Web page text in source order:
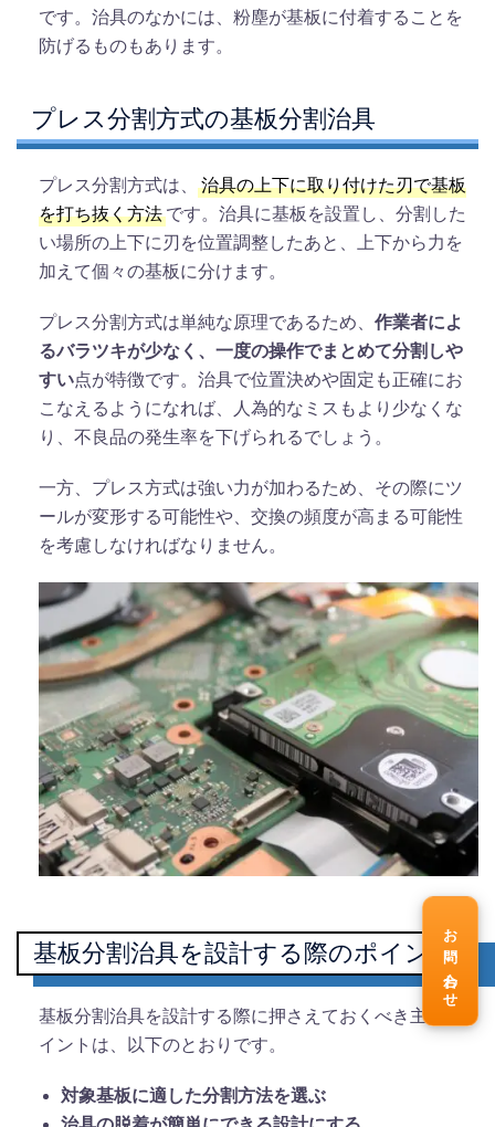
お問い合わせ
です。治具のなかには、粉塵が基板に付着することを
防げるものもあります。
プレス分割方式の基板分割治具
プレス分割方式は、
治具の上下に取り付けた刃で基板
を打ち抜く方法 です。治具に基板を設置し、分割した
い場所の上下に刃を位置調整したあと、上下から力を
加えて個々の基板に分けます。
プレス分割方式は単純な原理であるため、 作業者によ
るバラツキが少なく、一度の操作でまとめて分割しや
すい点が特徴です。治具で位置決めや固定も正確にお
こなえるようになれば、人為的なミスもより少なくな
り、不良品の発生率を下げられるでしょう。
一方、プレス方式は強い力が加わるため、その際にツ
ールが変形する可能性や、交換の頻度が高まる可能性
を考慮しなければなりません。
基板分割治具を設計する際のポイント
基板分割治具を設計する際に押さえておくべき主なポ
イントは、以下のとおりです。
対象基板に適した分割方法を選ぶ